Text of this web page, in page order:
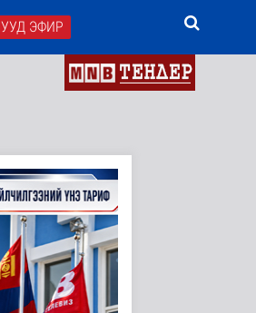
ЭФИР